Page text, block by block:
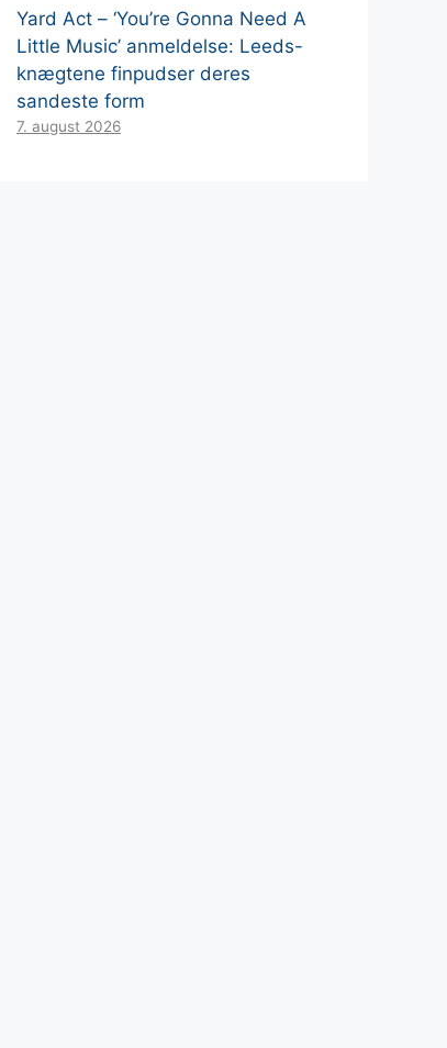
Yard Act – ‘You’re Gonna Need A
Little Music’ anmeldelse: Leeds-
knægtene finpudser deres
sandeste form
7. august 2026